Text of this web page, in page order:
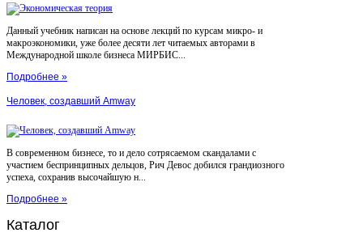
Данный учебник написан на основе лекций по курсам микро- и
макроэкономики, уже более десяти лет читаемых авторами в
Международной школе бизнеса МИРБИС...
Подробнее »
Человек, создавший Amway
В современном бизнесе, то и дело сотрясаемом скандалами с
участием беспринципных дельцов, Рич Девос добился грандиозного
успеха, сохранив высочайшую н...
Подробнее »
Каталог